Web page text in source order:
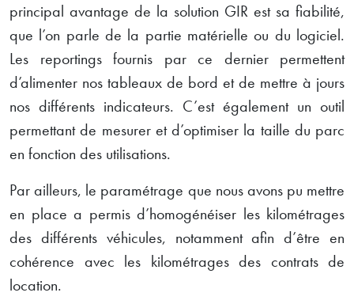
principal avantage de la solution GIR est sa fiabilité,
que l’on parle de la partie matérielle ou du logiciel.
Les reportings fournis par ce dernier permettent
d’alimenter nos tableaux de bord et de mettre à jours
nos différents indicateurs. C’est également un outil
permettant de mesurer et d’optimiser la taille du parc
en fonction des utilisations.
Par ailleurs, le paramétrage que nous avons pu mettre
en place a permis d’homogénéiser les kilométrages
des différents véhicules, notamment afin d’être en
cohérence avec les kilométrages des contrats de
location.